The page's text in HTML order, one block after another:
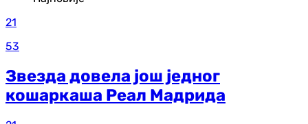
21
53
Звезда довела још једног
кошаркаша Реал Мадрида